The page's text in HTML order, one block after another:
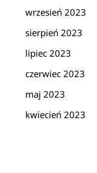
wrzesień 2023
sierpień 2023
lipiec 2023
czerwiec 2023
maj 2023
kwiecień 2023